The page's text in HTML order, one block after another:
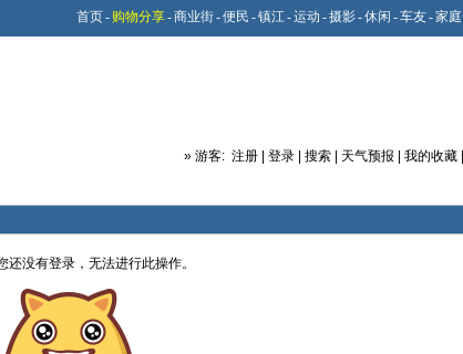
首页- 购物分享-商业街-便民 -镇江-运动 -摄影-休闲 -车友-家庭
» 游客: 注册 登录 搜索 天气预报 我的收藏
还没有登录，无法进行此操作。